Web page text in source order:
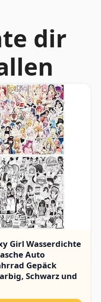
dir
Girl Wasserdichte
Auto
Gepäck
Schwarz und